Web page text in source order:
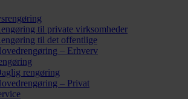
til private virksomheder
til det offentlige
– Erhverv
rengøring
– Privat